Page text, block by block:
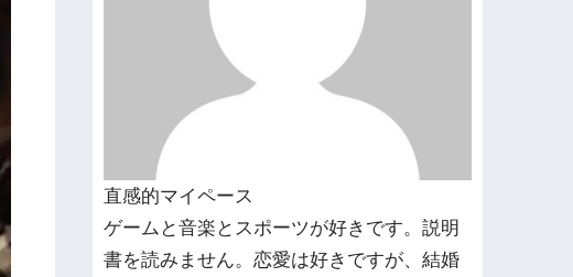
直感的マイペース
ゲームと音楽とスポーツが好きです。説明
書を読みません。恋愛は好きですが、結婚